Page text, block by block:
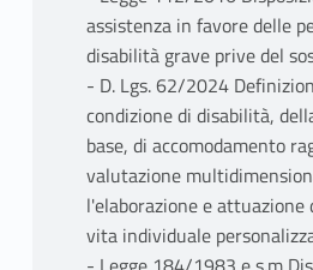
assistenza in favore delle
disabilità grave prive del
- D. Lgs. 62/2024
condizione di disabilità,
base, di accomodamento
valutazione
l'elaborazione e attuazione
vita individuale